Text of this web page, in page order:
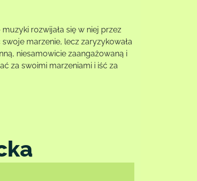
rozwijała się w niej przez
marzenie, lecz zaryzykowała
niesamowicie zaangażowaną i
za swoimi marzeniami i iść za